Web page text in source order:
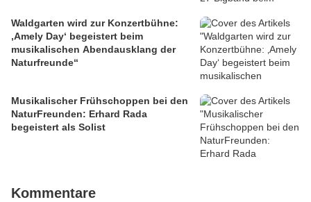
Waldgarten wird zur Konzertbühne:
‚Amely Day‘ begeistert beim
musikalischen Abendausklang der
Naturfreunde“
Musikalischer Frühschoppen bei den
NaturFreunden: Erhard Rada
begeistert als Solist
Kommentare